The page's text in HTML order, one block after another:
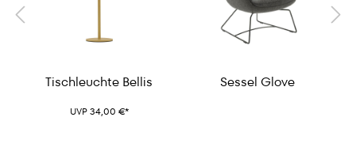
Tischleuchte Bellis
UVP 34,00 €*
Sessel Glove